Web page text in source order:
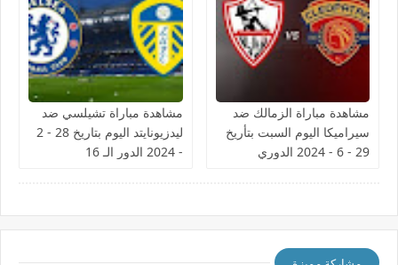
مشاهدة مباراة الزمالك ضد
سيراميكا اليوم السبت بتأريخ
29 - 6 - 2024 الدوري
مشاهدة مباراة تشيلسي ضد
ليدزيونايتد اليوم بتاريخ 28 - 2
- 2024 الدور الـ 16